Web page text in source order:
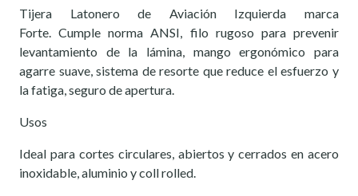
Tijera Latonero de Aviación Izquierda marca
Forte. Cumple norma ANSI, filo rugoso para prevenir
levantamiento de la lámina, mango ergonómico para
agarre suave, sistema de resorte que reduce el esfuerzo y
la fatiga, seguro de apertura.
Usos
Ideal para cortes circulares, abiertos y cerrados en acero
inoxidable, aluminio y coll rolled.